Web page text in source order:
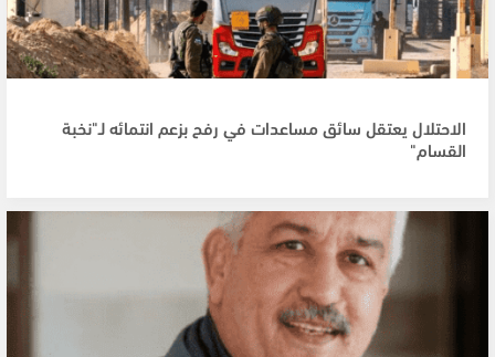
الاحتلال يعتقل سائق مساعدات في رفح بزعم انتمائه لـ"نخبة
القسام"